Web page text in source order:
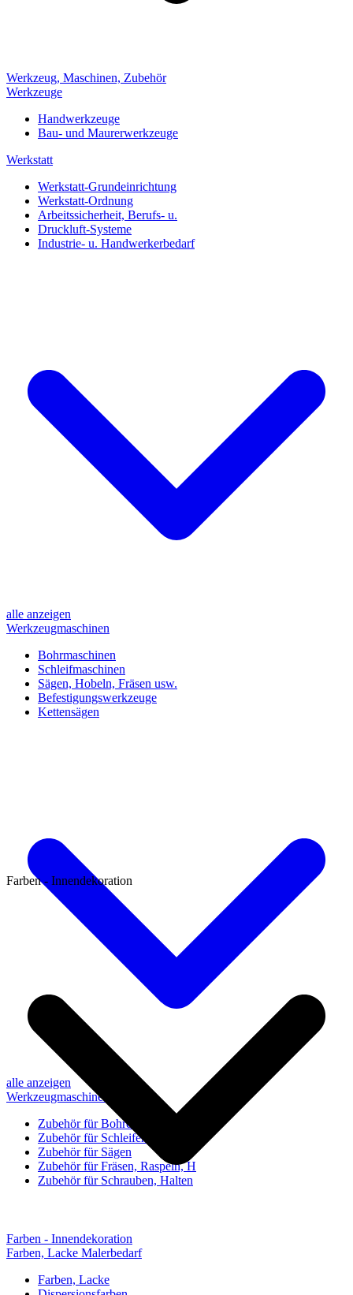
Werkzeug, Maschinen, Zubehör
Werkzeuge
Handwerkzeuge
Bau- und Maurerwerkzeuge
Werkstatt
Werkstatt-Grundeinrichtung
Werkstatt-Ordnung
Arbeitssicherheit, Berufs- u.
Druckluft-Systeme
Industrie- u. Handwerkerbedarf
alle anzeigen
Werkzeugmaschinen
Bohrmaschinen
Schleifmaschinen
Sägen, Hobeln, Fräsen usw.
Befestigungswerkzeuge
Kettensägen
alle anzeigen
Werkzeugmaschinen-Zubehör
Zubehör für Bohren, Bohrhilfen
Zubehör für Schleifen, Poliere
Zubehör für Sägen
Zubehör für Fräsen, Raspeln, H
Zubehör für Schrauben, Halten
Farben - Innendekoration
Farben - Innendekoration
Farben, Lacke Malerbedarf
Farben, Lacke